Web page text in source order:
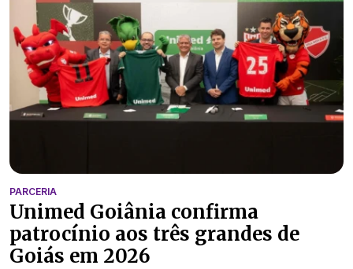
PARCERIA
Unimed Goiânia confirma
patrocínio aos três grandes de
Goiás em 2026